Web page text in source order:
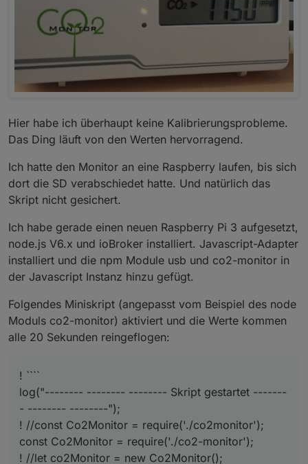
Hier habe ich überhaupt keine Kalibrierungsprobleme.
Das Ding läuft von den Werten hervorragend.
Ich hatte den Monitor an eine Raspberry laufen, bis sich
dort die SD verabschiedet hatte. Und natürlich das
Skript nicht gesichert.
Ich habe gerade einen neuen Raspberry Pi 3 aufgesetzt,
node.js V6.x und ioBroker installiert. Javascript-Adapter
installiert und die npm Module usb und co2-monitor in
der Javascript Instanz hinzu gefügt.
Folgendes Miniskript (angepasst vom Beispiel des node
Moduls co2-monitor) aktiviert und die Werte kommen
alle 20 Sekunden reingeflogen:
! ````
log("-------- -------- -------- Skript gestartet -------
- -------- --------");
! //const Co2Monitor = require('./co2monitor');
const Co2Monitor = require('./co2-monitor');
! //let co2Monitor = new Co2Monitor();